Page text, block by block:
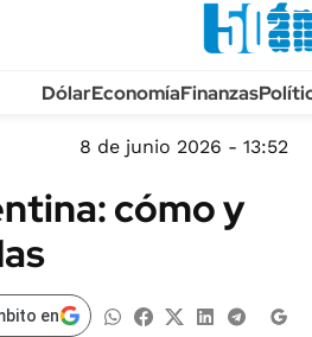
TECNOLOGÍA
MÉXICO
MUNDO
DólarEconomíaFinanzas
8 de junio 2026 - 13:52
cómo y
en